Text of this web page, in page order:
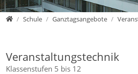
HomeSchule Ganztagsangebote
Veranstaltungstechnik
Klassenstufen 5 bis 12